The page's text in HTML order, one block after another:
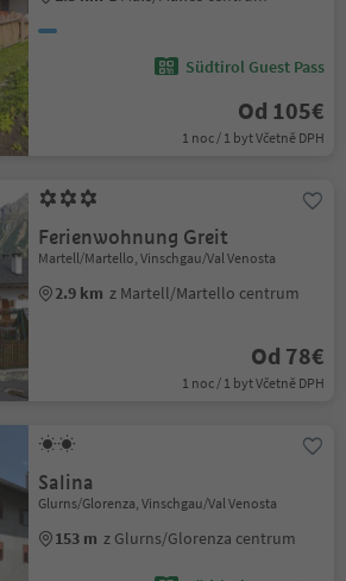
Südtirol Guest Pass
Od 105€
1 noc / 1 byt Včetně DPH
Ferienwohnung Greit
Martell/Martello, Vinschgau/Val Venosta
2.9 km z Martell/Martello centrum
Od 78€
1 noc / 1 byt Včetně DPH
Salina
Glurns/Glorenza, Vinschgau/Val Venosta
153 m z Glurns/Glorenza centrum